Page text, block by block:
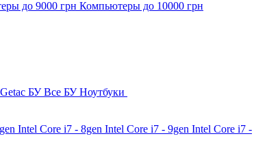
до 9000 грн Компьютеры до 10000 грн
БУВсе БУ Ноутбуки
Intel Core i7 - 8gen Intel Core i7 - 9gen Intel Core i7 -